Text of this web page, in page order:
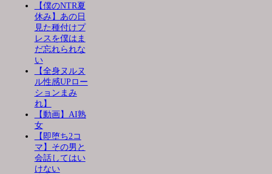
【僕のNTR夏
休み】あの日
見た種付けプ
レスを僕はま
だ忘れられな
い
【全身ヌルヌ
ル性感UPロー
ションまみ
れ】
【動画】AI熟
女
【即堕ち2コ
マ】その男と
会話してはい
けない